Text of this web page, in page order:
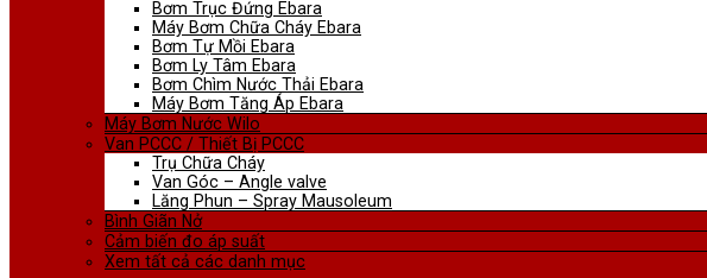
Bơm Trục Đứng Ebara
Máy Bơm Chữa Cháy Ebara
Bơm Tự Mồi Ebara
Bơm Ly Tâm Ebara
Bơm Chìm Nước Thải Ebara
Máy Bơm Tăng Áp Ebara
Máy Bơm Nước Wilo
Van PCCC / Thiết Bị PCCC
Trụ Chữa Cháy
Van Góc – Angle valve
Lăng Phun – Spray Mausoleum
Bình Giãn Nở
Cảm biến đo áp suất
Xem tất cả các danh mục